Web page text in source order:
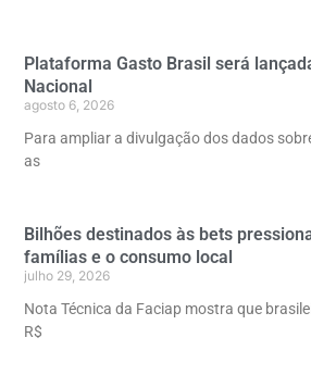
Plataforma Gasto Brasil será
Nacional
agosto 6, 2026
Para ampliar a divulgação dos dados
as
Bilhões destinados às bets
famílias e o consumo local
julho 29, 2026
Nota Técnica da Faciap mostra que
R$